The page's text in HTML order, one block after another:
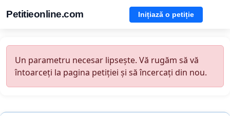
Petitieonline.com Inițiază o petiție
Un parametru necesar lipsește. Vă rugăm să vă
întoarceți la pagina petiției și să încercați din nou.